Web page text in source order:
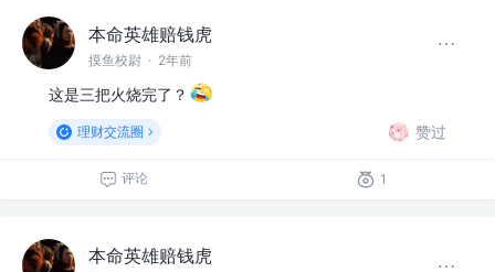
本命英雄赔钱虎
摸鱼校尉 · 2年前
这是三把火烧完了？
理财交流圈 赞过
评论 1
本命英雄赔钱虎